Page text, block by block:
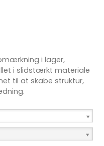
i lager,
i slidstærkt materiale
til at skabe struktur,